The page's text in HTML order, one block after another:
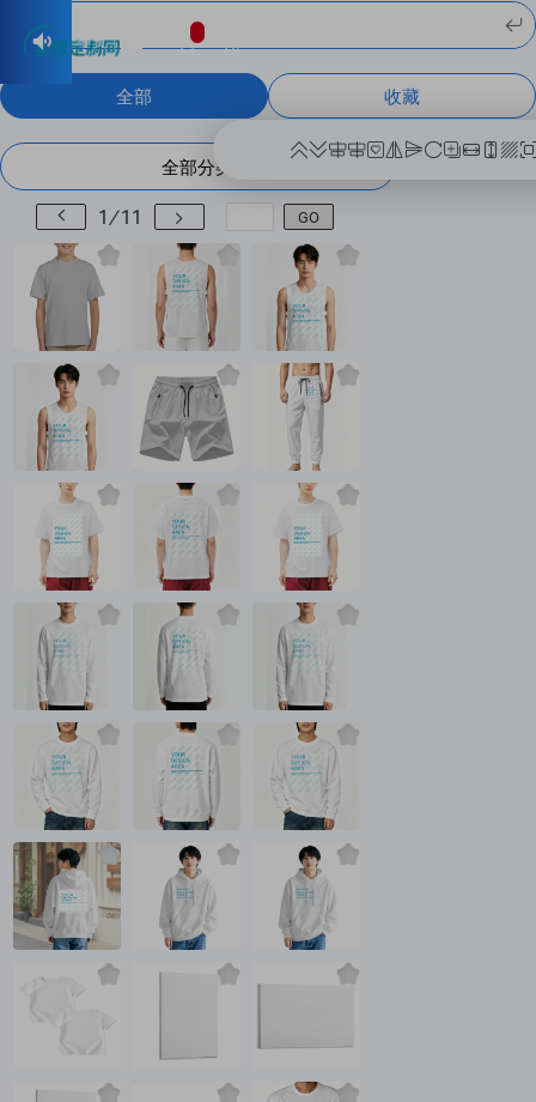
中文 |  Hi,

全部 收藏
 1 / 11 
  